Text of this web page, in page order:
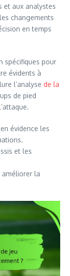
et aux analystes
changements
en temps
spécifiques pour
évidents à
l’analyse de la
de pied
évidence les
et les
améliorer la